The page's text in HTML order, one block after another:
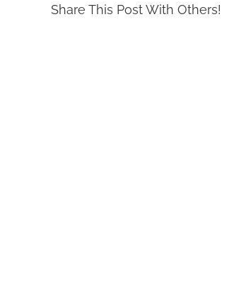
Share This Post With Others!